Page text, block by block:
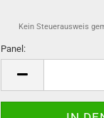
Kein Steuerausweis
Panel:
Panel